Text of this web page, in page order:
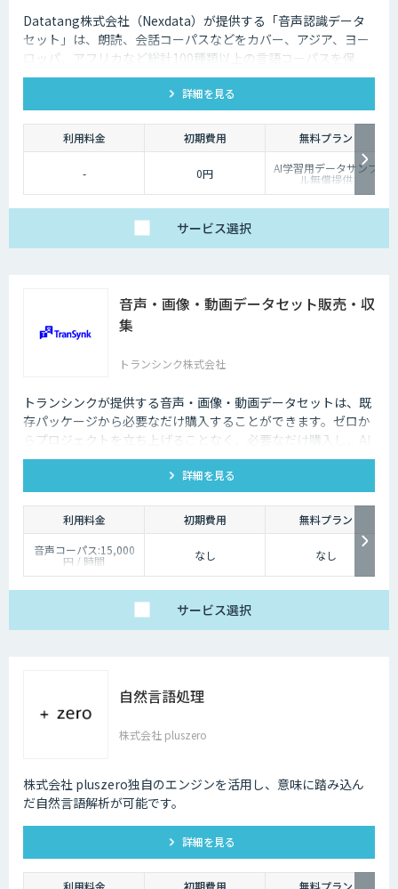
Datatang株式会社（Nexdata）が提供する「音声認識データ
セット」は、朗読、会話コーパスなどをカバー、アジア、ヨー
ロッパ、アフリカなど総計100種類以上の言語コーパスを保
有、様々な音声認識・合成タスクに対応可能です。
詳細を見る
利用料金 初期費用 無料プラン
- 0円 AI学習用データサンプ
ル無償提供
サービス選択
音声・画像・動画データセット販売・収
集
トランシンク株式会社
トランシンクが提供する音声・画像・動画データセットは、既
存パッケージから必要なだけ購入することができます。ゼロか
らプロジェクトを立ち上げることなく、必要なだけ購入し、AI
モデルの開発ができます。
詳細を見る
利用料金 初期費用
無料プラン
音声コーパス:15,000
円 / 時間
人物写真画像収集:300
なし なし
サービス選択
自然言語処理
株式会社 pluszero
株式会社 pluszero独自のエンジンを活用し、意味に踏み込ん
だ自然言語解析が可能です。
詳細を見る
利用料金 初期費用
無料プラン